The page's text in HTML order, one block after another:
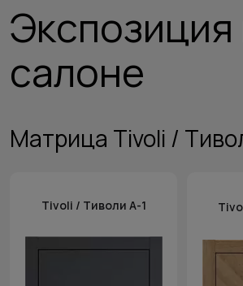
Экспозиция
салоне
Матрица Tivoli /
Tivoli / Тиволи А-1